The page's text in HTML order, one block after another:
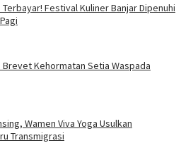
Festival Kuliner Banjar Dipenuhi
Brevet Kehormatan Setia Waspada
Wamen Viva Yoga Usulkan
Transmigrasi